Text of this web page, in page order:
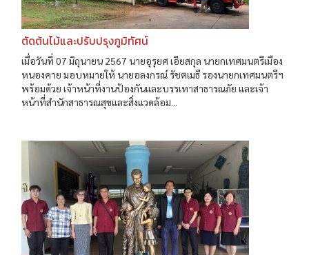
ตัดต้นไม้และปรับปรุงภูมิทัศน์
เมื่อวันที่ 07 มิถุนายน 2567 นายอุรุยศ เอียสกุล นายกเทศมนตรีเมือง
หนองคาย มอบหมายให้ นายอลงกรณ์ รัชตเมธี รองนายกเทศมนตรีฯ
พร้อมด้วย เจ้าหน้าที่งานป้องกันและบรรเทาสาธารณภัย และเจ้า
หน้าที่สำนักสาธารณสุขและสิ่งแวดล้อม...